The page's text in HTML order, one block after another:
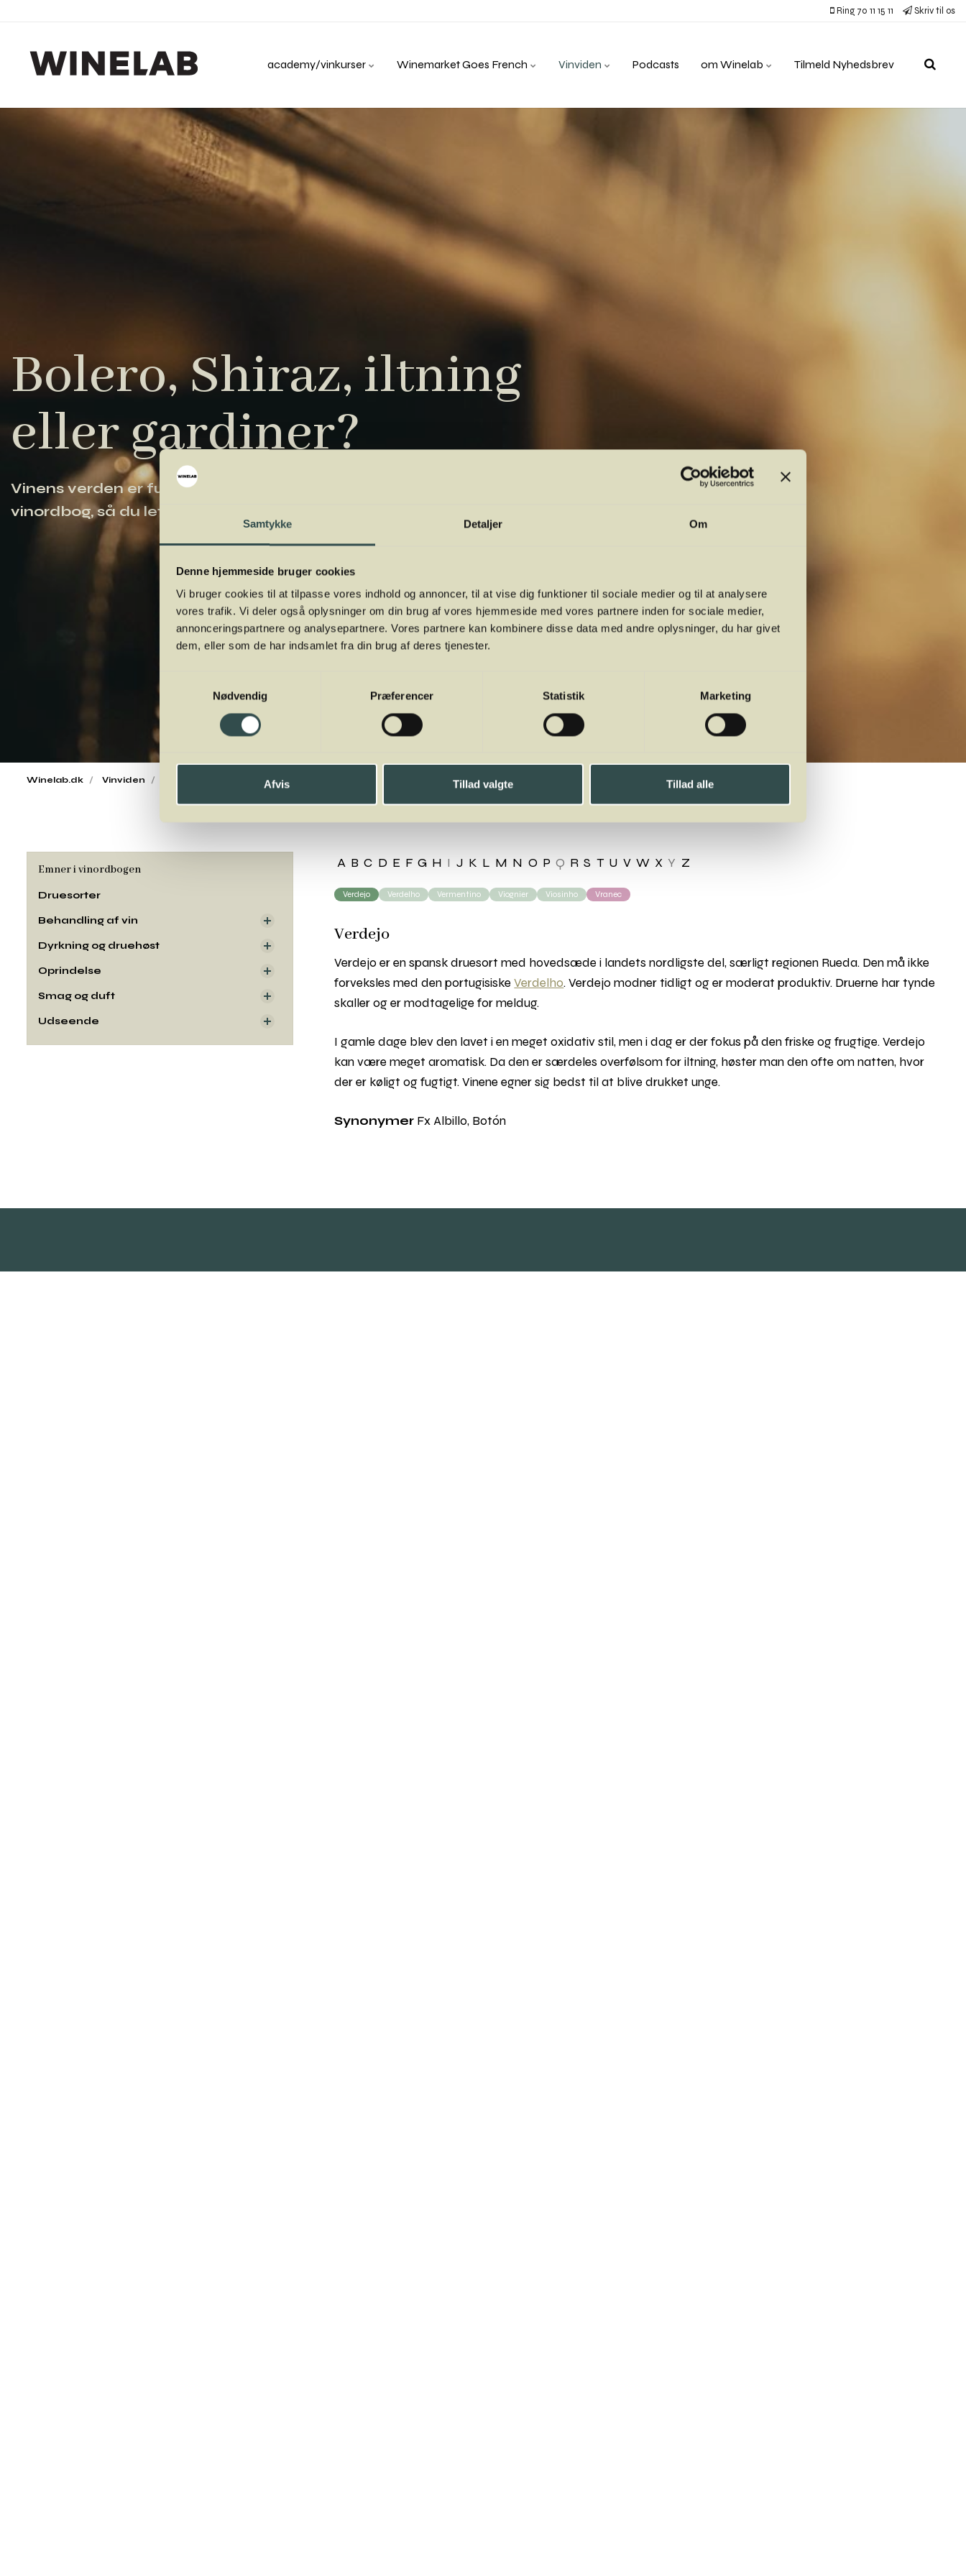
Samtykke Detaljer Om
Denne hjemmeside bruger cookies
Vi bruger cookies til at tilpasse vores indhold og annoncer, til at vise dig funktioner til sociale medier og til at analysere
vores trafik. Vi deler også oplysninger om din brug af vores hjemmeside med vores partnere inden for sociale medier,
annonceringspartnere og analysepartnere. Vores partnere kan kombinere disse data med andre oplysninger, du har givet
dem, eller som de har indsamlet fra din brug af deres tjenester.
Nødvendig
Præferencer Statistik Marketing
Afvis Tillad valgte Tillad alle
Ring 70 11 15 11 Skriv til os
academy/vinkurser Winemarket Goes French Vinviden Podcasts om Winelab Tilmeld Nyhedsbrev
Bolero, Shiraz, iltning
eller gardiner?
Vinens verden er fuld af komplicerede udtryk. Vi har samlet de vigtigste i vores
vinordbog, så du lettere kan navigere og orientere dig.
Winelab.dk Vinviden Druesorter
A B C D E F G H I J K L M N O P Q R S T U V W X Y Z
Verdejo Verdelho Vermentino Viognier Viosinho Vranec
Verdejo
Verdejo er en spansk druesort med hovedsæde i landets nordligste del, særligt regionen Rueda. Den må ikke
forveksles med den portugisiskeVerdelho. Verdejo modner tidligt og er moderat produktiv. Druerne har tynde
skaller og er modtagelige for meldug.
I gamle dage blev den lavet i en meget oxidativ stil, men i dag er der fokus på den friske og frugtige. Verdejo
kan være meget aromatisk. Da den er særdeles overfølsom for iltning, høster man den ofte om natten, hvor
der er køligt og fugtigt. Vinene egner sig bedst til at blive drukket unge.
Synonymer Fx Albillo, Botón
Emner i vinordbogen
Druesorter
Behandling af vin
Dyrkning og druehøst
Oprindelse
Smag og duft
Udseende